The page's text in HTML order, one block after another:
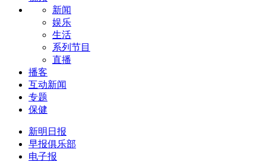
新闻
娱乐
生活
系列节目
直播
播客
互动新闻
专题
保健
新明日报
早报俱乐部
电子报